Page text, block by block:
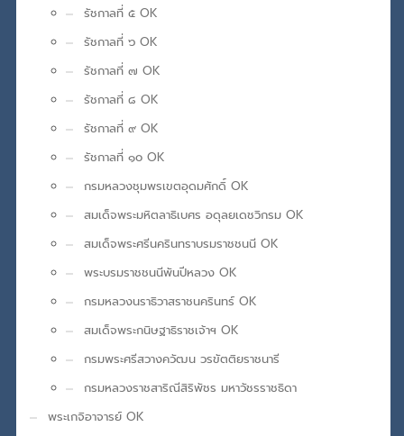
รัชกาลที่ ๕ OK
รัชกาลที่ ๖ OK
รัชกาลที่ ๗ OK
รัชกาลที่ ๘ OK
รัชกาลที่ ๙ OK
รัชกาลที่ ๑๐ OK
กรมหลวงชุมพรเขตอุดมศักดิ์ OK
สมเด็จพระมหิตลาธิเบศร อดุลยเดชวิกรม OK
สมเด็จพระศรีนครินทราบรมราชชนนี OK
พระบรมราชชนนีพันปีหลวง OK
กรมหลวงนราธิวาสราชนครินทร์ OK
สมเด็จพระกนิษฐาธิราชเจ้าฯ OK
กรมพระศรีสวางควัฒน วรขัตติยราชนารี
กรมหลวงราชสาริณีสิริพัชร มหาวัชรราชธิดา
พระเกจิอาจารย์ OK